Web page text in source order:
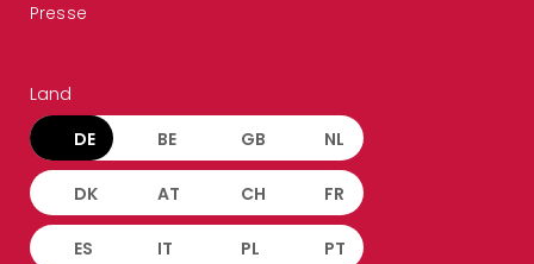
Presse
Land
DE BE GB NL
DK AT CH FR
ES IT PL PT